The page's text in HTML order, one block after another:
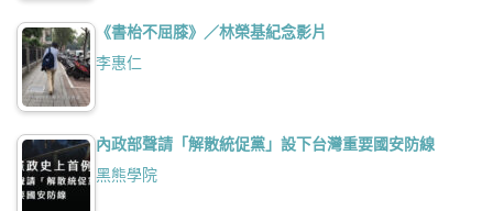
《書枱不屈膝》／林榮基紀念影片
李惠仁
內政部聲請「解散統促黨」設下台灣重要國安防線
黑熊學院